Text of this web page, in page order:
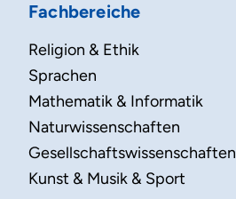
Fachbereiche
Religion & Ethik
Sprachen
Mathematik & Informatik
Naturwissenschaften
Gesellschaftswissenschaften
Kunst & Musik & Sport